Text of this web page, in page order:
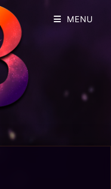
MENU